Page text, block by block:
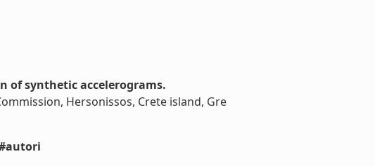
of synthetic accelerograms.
Hersonissos, Crete island, Gre